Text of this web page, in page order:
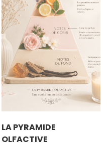
LA PYRAMIDE
OLFACTIVE